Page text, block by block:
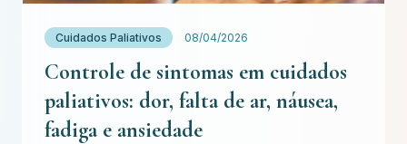
Cuidados Paliativos 08/04/2026
Controle de sintomas em cuidados
paliativos: dor, falta de ar, náusea,
fadiga e ansiedade